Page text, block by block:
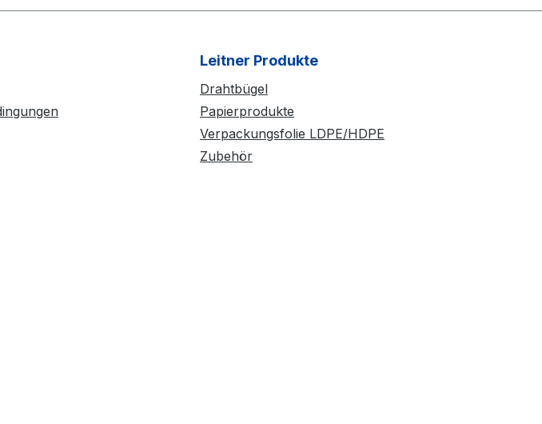
Leitner Produkte
Drahtbügel
Papierprodukte
Verpackungsfolie LDPE/HDPE
Zubehör